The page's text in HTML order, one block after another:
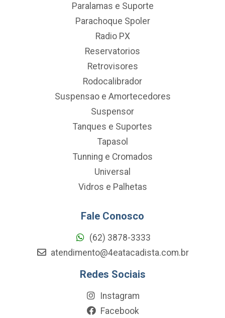
Paralamas e Suporte
Parachoque Spoler
Radio PX
Reservatorios
Retrovisores
Rodocalibrador
Suspensao e Amortecedores
Suspensor
Tanques e Suportes
Tapasol
Tunning e Cromados
Universal
Vidros e Palhetas
Fale Conosco
(62) 3878-3333
atendimento@4eatacadista.com.br
Redes Sociais
Instagram
Facebook